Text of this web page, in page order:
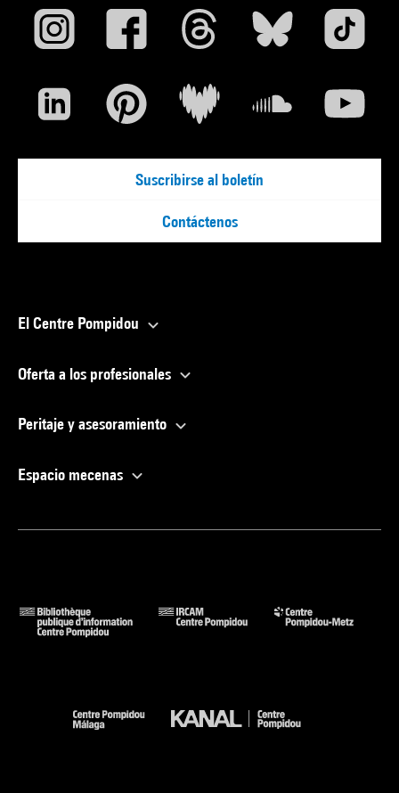
Suscribirse al boletín
Contáctenos
El Centre Pompidou
Oferta a los profesionales
Peritaje y asesoramiento
Espacio mecenas